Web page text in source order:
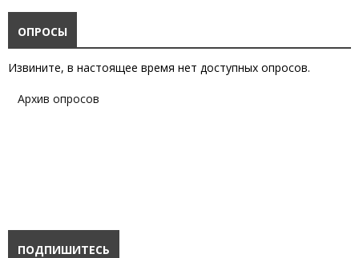
ОПРОСЫ
Извините, в настоящее время нет доступных опросов.
Архив опросов
ПОДПИШИТЕСЬ